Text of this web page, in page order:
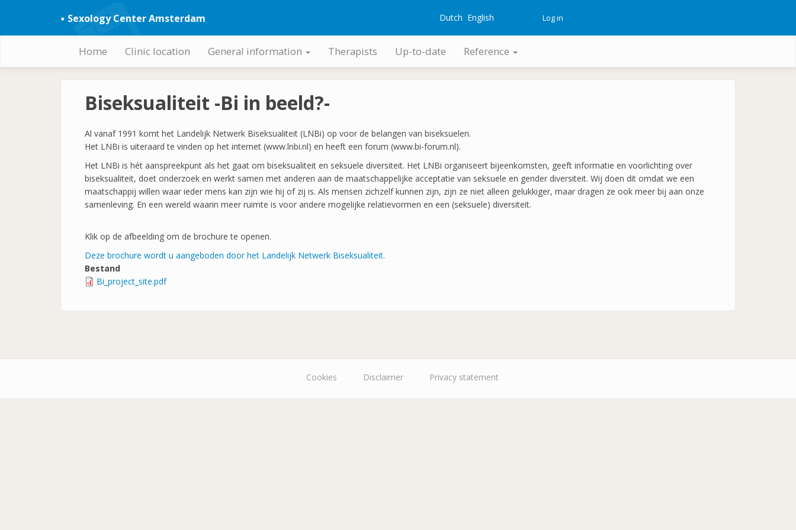
Sexology Center Amsterdam Dutch English Gebruikersmenu
Log in
Hoofdnavigatie
Home Clinic location General information Therapists Up-to-date Reference
Biseksualiteit -Bi in beeld?-
Al vanaf 1991 komt het Landelijk Netwerk Biseksualiteit (LNBi) op voor de belangen van biseksuelen.
Het LNBi is uiteraard te vinden op het internet (www.lnbi.nl) en heeft een forum (www.bi-forum.nl).
Het LNBi is hét aanspreekpunt als het gaat om biseksualiteit en seksuele diversiteit. Het LNBi organiseert bijeenkomsten, geeft informatie en voorlichting over
biseksualiteit, doet onderzoek en werkt samen met anderen aan de maatschappelijke acceptatie van seksuele en gender diversiteit. Wij doen dit omdat we een
maatschappij willen waar ieder mens kan zijn wie hij of zij is. Als mensen zichzelf kunnen zijn, zijn ze niet alleen gelukkiger, maar dragen ze ook meer bij aan onze
samenleving. En een wereld waarin meer ruimte is voor andere mogelijke relatievormen en een (seksuele) diversiteit.
Klik op de afbeelding om de brochure te openen.
Deze brochure wordt u aangeboden door het Landelijk Netwerk Biseksualiteit.
Bestand
Bi_project_site.pdf
Cookies Disclaimer Privacy statement